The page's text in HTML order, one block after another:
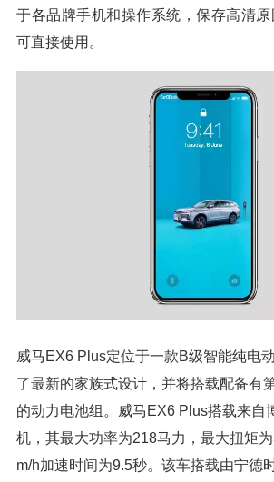
于各品牌手机和操作系统，保存高清
可直接使用。
威马EX6 Plus定位于一款B级智能纯电
了最新的家族式设计，并将搭载配备有
的动力电池组。威马EX6 Plus搭载来自
机，其最大功率为218马力，最大扭矩
m/h加速时间为9.5秒。该车搭载由宁德